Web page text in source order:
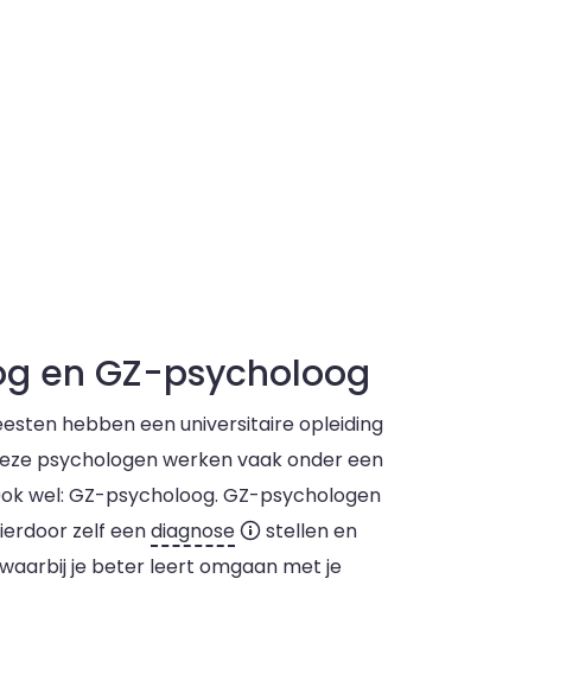
en GZ-psycholoog
hebben een universitaire opleiding
psychologen werken vaak onder een
wel: GZ-psycholoog. GZ-psychologen
zelf eendiagnose
stellen en
je beter leert omgaan met je